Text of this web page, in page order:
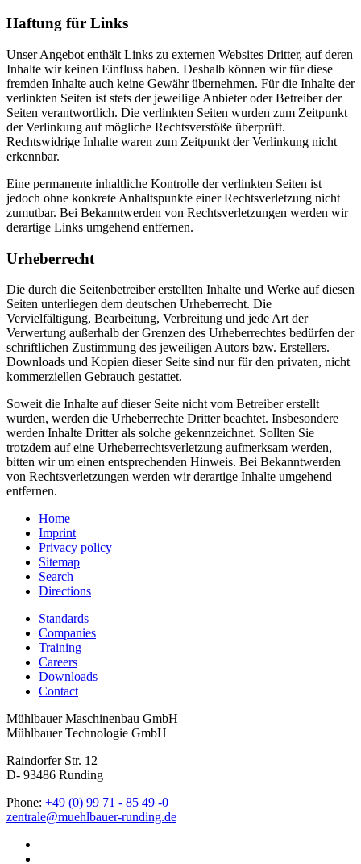
Haftung für Links
Unser Angebot enthält Links zu externen Websites Dritter, auf deren
Inhalte wir keinen Einfluss haben. Deshalb können wir für diese
fremden Inhalte auch keine Gewähr übernehmen. Für die Inhalte der
verlinkten Seiten ist stets der jeweilige Anbieter oder Betreiber der
Seiten verantwortlich. Die verlinkten Seiten wurden zum Zeitpunkt
der Verlinkung auf mögliche Rechtsverstöße überprüft.
Rechtswidrige Inhalte waren zum Zeitpunkt der Verlinkung nicht
erkennbar.
Eine permanente inhaltliche Kontrolle der verlinkten Seiten ist
jedoch ohne konkrete Anhaltspunkte einer Rechtsverletzung nicht
zumutbar. Bei Bekanntwerden von Rechtsverletzungen werden wir
derartige Links umgehend entfernen.
Urheberrecht
Die durch die Seitenbetreiber erstellten Inhalte und Werke auf diesen
Seiten unterliegen dem deutschen Urheberrecht. Die
Vervielfältigung, Bearbeitung, Verbreitung und jede Art der
Verwertung außerhalb der Grenzen des Urheberrechtes bedürfen der
schriftlichen Zustimmung des jeweiligen Autors bzw. Erstellers.
Downloads und Kopien dieser Seite sind nur für den privaten, nicht
kommerziellen Gebrauch gestattet.
Soweit die Inhalte auf dieser Seite nicht vom Betreiber erstellt
wurden, werden die Urheberrechte Dritter beachtet. Insbesondere
werden Inhalte Dritter als solche gekennzeichnet. Sollten Sie
trotzdem auf eine Urheberrechtsverletzung aufmerksam werden,
bitten wir um einen entsprechenden Hinweis. Bei Bekanntwerden
von Rechtsverletzungen werden wir derartige Inhalte umgehend
entfernen.
Home
Imprint
Privacy policy
Sitemap
Search
Directions
Standards
Companies
Training
Careers
Downloads
Contact
Mühlbauer Maschinenbau GmbH
Mühlbauer Technologie GmbH
Raindorfer Str. 12
D- 93486 Runding
Phone: +49 (0) 99 71 - 85 49 -0